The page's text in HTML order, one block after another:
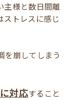
主様と数日間離
ストレスに感じ
を崩してしまう
対応すること